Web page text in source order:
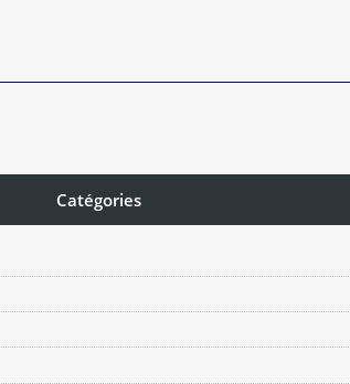
Catégories